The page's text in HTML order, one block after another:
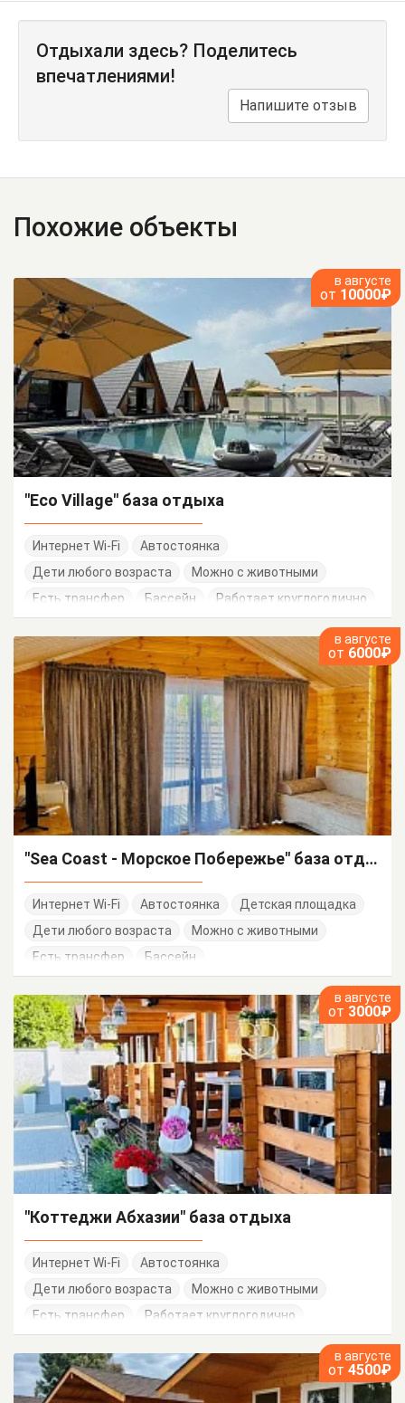
Отдыхали здесь? Поделитесь
впечатлениями!
Напишите отзыв
Похожие объекты
в августе
от 10000₽
"Eco Village" база отдыха
Интернет Wi-Fi
Автостоянка
Дети любого возраста
Можно с животными
Есть трансфер
Бассейн Работает круглогодично
в августе
от 6000₽
"Sea Coast - Морское Побережье" база отдыха
Интернет Wi-Fi Автостоянка
Детская площадка
Дети любого возраста
Можно с животными
Есть трансфер
Бассейн
в августе
от 3000₽
"Коттеджи Абхазии" база отдыха
Интернет Wi-Fi
Автостоянка
Дети любого возраста
Можно с животными
Есть трансфер
Работает круглогодично
в августе
от 4500₽